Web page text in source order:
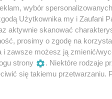
jest pewne: Ziemia
w kosmos, przeżyć
ze mną w tę teatralną
„Halo Ziemia!”.
wybór
Użytkownika my i Zaufani
aktywnie skanować
prosimy o zgodę na
i zawsze możesz ją zmienić/
strony
. Niektóre rodzaje
się takiemu przetwarzaniu.